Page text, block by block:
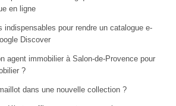
en ligne
indispensables pour rendre un catalogue e-
Discover
agent immobilier à Salon-de-Provence pour
?
dans une nouvelle collection ?